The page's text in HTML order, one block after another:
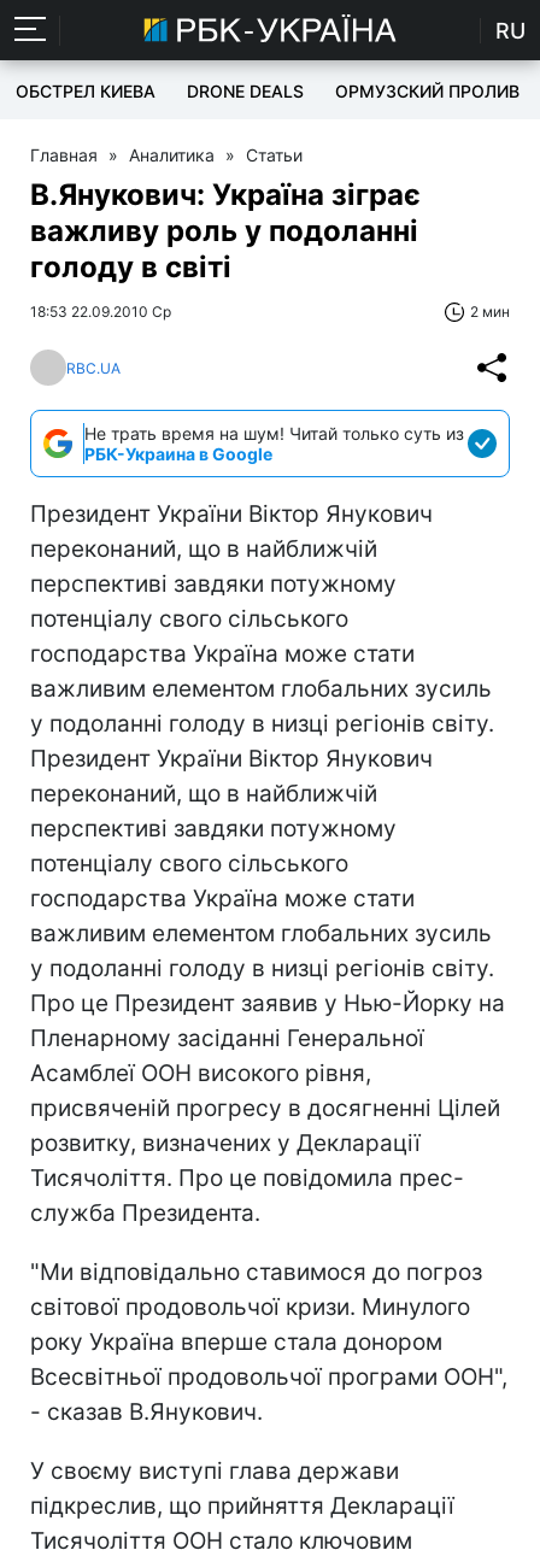
RU
ОБСТРЕЛ КИЕВА DRONE DEALS ОРМУЗСКИЙ ПРОЛИВ
Главная » Аналитика » Статьи
В.Янукович: Україна зіграє
важливу роль у подоланні
голоду в світі
18:53 22.09.2010 Ср 2 мин
RBC.UA
Не трать время на шум! Читай только суть из
РБК-Украина в Google
Президент України Віктор Янукович
переконаний, що в найближчій
перспективі завдяки потужному
потенціалу свого сільського
господарства Україна може стати
важливим елементом глобальних зусиль
у подоланні голоду в низці регіонів світу.
Президент України Віктор Янукович
переконаний, що в найближчій
перспективі завдяки потужному
потенціалу свого сільського
господарства Україна може стати
важливим елементом глобальних зусиль
у подоланні голоду в низці регіонів світу.
Про це Президент заявив у Нью-Йорку на
Пленарному засіданні Генеральної
Асамблеї ООН високого рівня,
присвяченій прогресу в досягненні Цілей
розвитку, визначених у Декларації
Тисячоліття. Про це повідомила прес-
служба Президента.
"Ми відповідально ставимося до погроз
світової продовольчої кризи. Минулого
року Україна вперше стала донором
Всесвітньої продовольчої програми ООН",
- сказав В.Янукович.
У своєму виступі глава держави
підкреслив, що прийняття Декларації
Тисячоліття ООН стало ключовим